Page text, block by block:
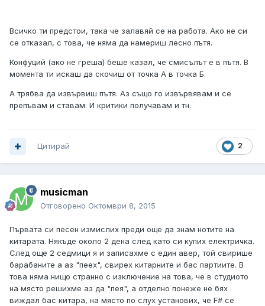
Всичко ти предстои, така че залавяй се на работа. Ако не си
се отказал, с това, че няма да намериш лесно пътя.
Конфуций (ако не греша) беше казал, че смисълът е в пътя. В
момента ти искаш да скочиш от точка А в точка Б.
А трябва да извървиш пътя. Аз също го извървявам и се
препъвам и ставам. И критики получавам и тн.
2
Цитирай
musicman
Отговорено Октомври 8, 2015
Първата си песен измислих преди още да знам нотите на
китарата. Някъде около 2 дена след като си купих електричка.
След още 2 седмици я и записахме с един авер, той свирише
барабаните а аз "пеех", свирех китарните и бас партиите. В
това няма нищо странно с изключение на това, че в студиото
на място решихме аз да "пея", а отделно понеже не бях
виждал бас китара, на място по слух установих, че F# се